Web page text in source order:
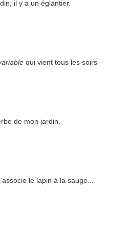
il y a un églantier.
qui vient tous les soirs
de mon jardin.
le lapin à la sauge...